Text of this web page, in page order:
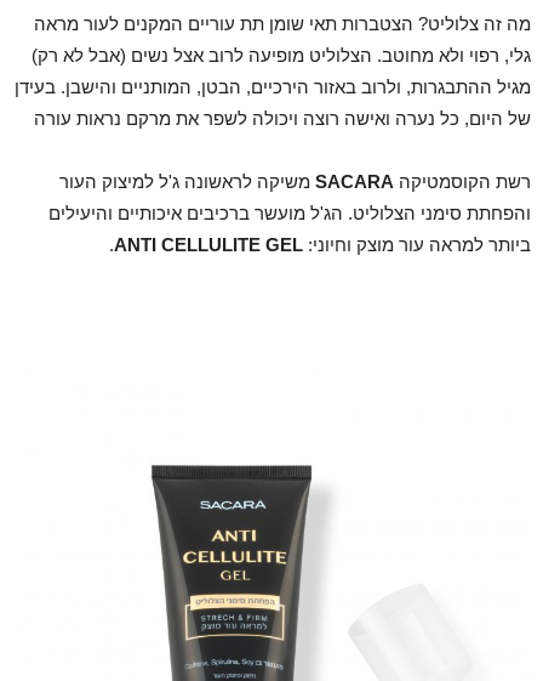
מה זה צלוליט? הצטברות תאי שומן תת עוריים המקנים לעור מראה
גלי, רפוי ולא מחוטב. הצלוליט מופיעה לרוב אצל נשים (אבל לא רק)
מגיל ההתבגרות, ולרוב באזור הירכיים, הבטן, המותניים והישבן. בעידן
של היום, כל נערה ואישה רוצה ויכולה לשפר את מרקם נראות עורה
רשת הקוסמטיקה SACARA משיקה לראשונה ג'ל למיצוק העור
והפחתת סימני הצלוליט. הג'ל מועשר ברכיבים איכותיים והיעילים
ביותר למראה עור מוצק וחיוני: ANTI CELLULITE GEL
.